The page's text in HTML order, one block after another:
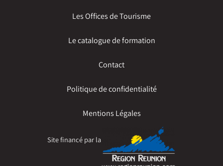
Les Offices de Tourisme
Le catalogue de formation
Contact
Politique de confidentialité
Mentions Légales
Site financé par la